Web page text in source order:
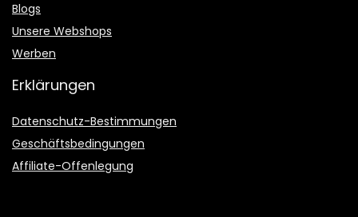
Blogs
Unsere Webshops
Werben
Erklärungen
Datenschutz-Bestimmungen
Geschäftsbedingungen
Affiliate-Offenlegung